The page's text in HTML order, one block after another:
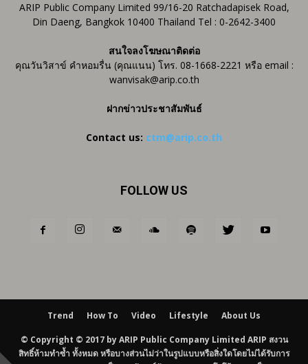
ARIP Public Company Limited 99/16-20 Ratchadapisek Road,
Din Daeng, Bangkok 10400 Thailand Tel : 0-2642-3400
สนใจลงโฆษณาติดต่อ
คุณวันวิสาข์ คำหอมรื่น (คุณแนน) โทร. 08-1668-2221 หรือ email :
wanvisak@arip.co.th
ฝากข่าวประชาสัมพันธ์
Contact us: ctm@arip.co.th
FOLLOW US
Trend How To Video Lifestyle About Us
© Copyright © 2017 by ARIP Public Company Limited ARIP สงวน
สิทธิ์ห้ามทำซ้ำ ทั้งหมด หรือบางส่วนไม่ว่าในรูปแบบหรือสิ่งใดโดยไม่ได้รับการ